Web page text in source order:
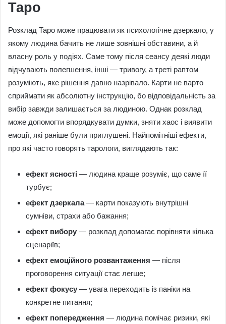
Таро
Розклад Таро може працювати як психологічне дзеркало, у
якому людина бачить не лише зовнішні обставини, а й
власну роль у подіях. Саме тому після сеансу деякі люди
відчувають полегшення, інші — тривогу, а треті раптом
розуміють, яке рішення давно назрівало. Карти не варто
сприймати як абсолютну інструкцію, бо відповідальність за
вибір завжди залишається за людиною. Однак розклад
може допомогти впорядкувати думки, зняти хаос і виявити
емоції, які раніше були приглушені. Найпомітніші ефекти,
про які часто говорять тарологи, виглядають так:
ефект ясності — людина краще розуміє, що саме її
турбує;
ефект дзеркала— карти показують внутрішні
сумніви, страхи або бажання;
ефект вибору — розклад допомагає порівняти кілька
сценаріїв;
ефект емоційного розвантаження — після
проговорення ситуації стає легше;
ефект фокусу — увага переходить із паніки на
конкретне питання;
ефект попередження — людина помічає ризики, які